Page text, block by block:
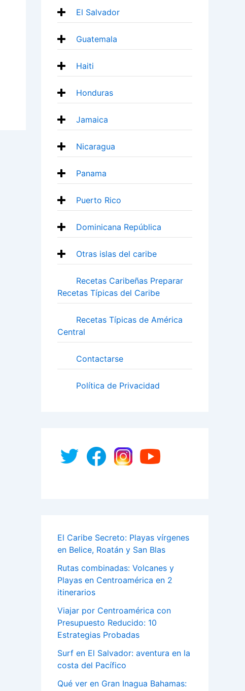
El Salvador
Guatemala
Haiti
Honduras
Jamaica
Nicaragua
Panama
Puerto Rico
Dominicana República
Otras islas del caribe
Recetas Caribeñas Preparar
Recetas Típicas del Caribe
Recetas Típicas de América
Central
Contactarse
Política de Privacidad
El Caribe Secreto: Playas vírgenes
en Belice, Roatán y San Blas
Rutas combinadas: Volcanes y
Playas en Centroamérica en 2
itinerarios
Viajar por Centroamérica con
Presupuesto Reducido: 10
Estrategias Probadas
Surf en El Salvador: aventura en la
costa del Pacífico
Qué ver en Gran Inagua Bahamas: